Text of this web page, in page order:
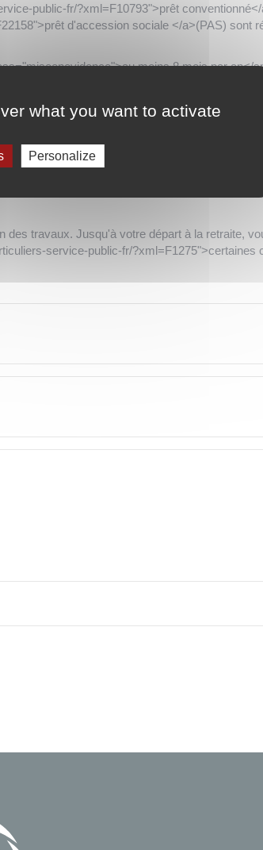
public-fr/?xml=F10793">prêt
d'accession sociale </a>(PAS) sont
moins 8 mois par an</
résidence principale, dans au moins l'une
fr/?xml=R38200">force majeure</a>
des travaux. Jusqu'à votre départ à la retraite,
service-public-fr/?xml=F1275">certaines
what you want to activate
Personalize